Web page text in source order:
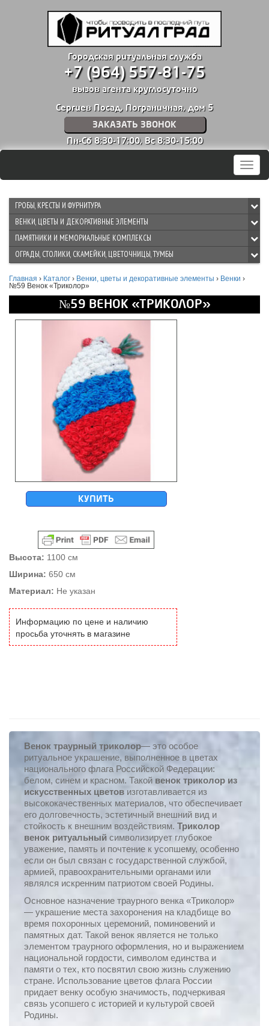
Городская ритуальная служба
+7 (964) 557-81-75
вызов агента круглосуточно
Сергиев Посад, Пограничная, дом 5
ЗАКАЗАТЬ ЗВОНОК
Пн-Сб 8:30-17:00, Вс 8:30-15:00
Меню
ГРОБЫ, КРЕСТЫ И ФУРНИТУРА
ВЕНКИ, ЦВЕТЫ И ДЕКОРАТИВНЫЕ ЭЛЕМЕНТЫ
ПАМЯТНИКИ И МЕМОРИАЛЬНЫЕ КОМПЛЕКСЫ
ОГРАДЫ, СТОЛИКИ, СКАМЕЙКИ, ЦВЕТОЧНИЦЫ, ТУМБЫ
Главная › Каталог › Венки, цветы и декоративные элементы › Венки ›
№59 Венок «Триколор»
№59 ВЕНОК «ТРИКОЛОР»
КУПИТЬ
Высота: 1100 см
Ширина: 650 см
Материал: Не указан
Информацию по цене и наличию
просьба уточнять в магазине
Венок траурный триколор— это особое
ритуальное украшение, выполненное в цветах
национального флага Российской Федерации:
белом, синем и красном. Такой венок триколор из
искусственных цветов изготавливается из
высококачественных материалов, что обеспечивает
его долговечность, эстетичный внешний вид и
стойкость к внешним воздействиям.Триколор
венок ритуальный символизирует глубокое
уважение, память и почтение к усопшему, особенно
если он был связан с государственной службой,
армией, правоохранительными органами или
являлся искренним патриотом своей Родины.
Основное назначение траурного венка «Триколор»
— украшение места захоронения на кладбище во
время похоронных церемоний, поминовений и
памятных дат. Такой венок является не только
элементом траурного оформления, но и выражением
национальной гордости, символом единства и
памяти о тех, кто посвятил свою жизнь служению
стране. Использование цветов флага России
придает венку особую значимость, подчеркивая
связь усопшего с историей и культурой своей
Родины.